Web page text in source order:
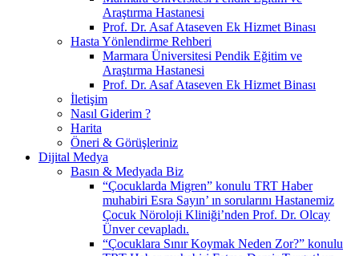
Araştırma Hastanesi
Prof. Dr. Asaf Ataseven Ek Hizmet Binası
Hasta Yönlendirme Rehberi
Marmara Üniversitesi Pendik Eğitim ve
Araştırma Hastanesi
Prof. Dr. Asaf Ataseven Ek Hizmet Binası
İletişim
Nasıl Giderim ?
Harita
Öneri & Görüşleriniz
Dijital Medya
Basın & Medyada Biz
“Çocuklarda Migren” konulu TRT Haber
muhabiri Esra Sayın’ ın sorularını Hastanemiz
Çocuk Nöroloji Kliniği’nden Prof. Dr. Olcay
Ünver cevapladı.
“Çocuklara Sınır Koymak Neden Zor?” konulu